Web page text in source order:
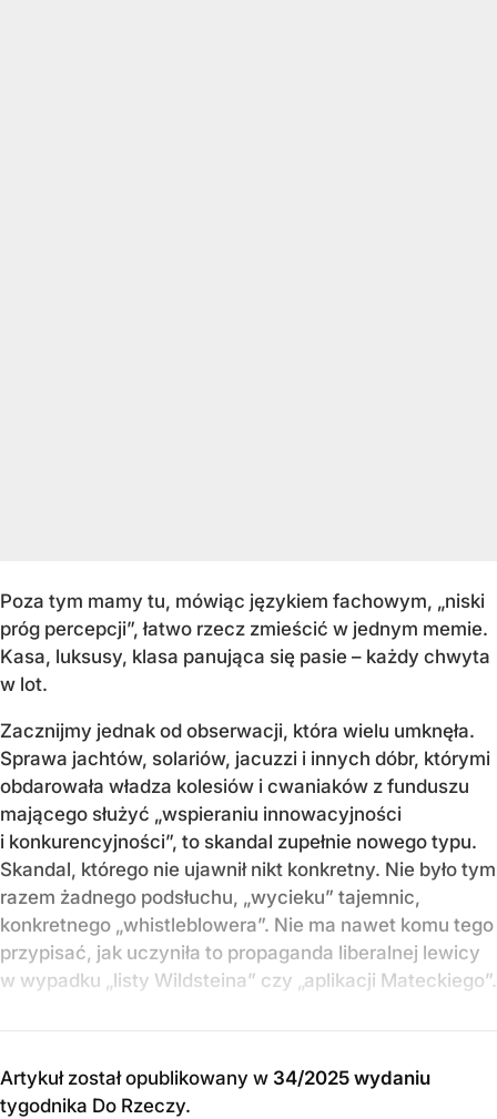
Poza tym mamy tu, mówiąc językiem fachowym, „niski
próg percepcji”, łatwo rzecz zmieścić w jednym memie.
Kasa, luksusy, klasa panująca się pasie – każdy chwyta
w lot.
Zacznijmy jednak od obserwacji, która wielu umknęła.
Sprawa jachtów, solariów, jacuzzi i innych dóbr, którymi
obdarowała władza kolesiów i cwaniaków z funduszu
mającego służyć „wspieraniu innowacyjności
i konkurencyjności”, to skandal zupełnie nowego typu.
Skandal, którego nie ujawnił nikt konkretny. Nie było tym
razem żadnego podsłuchu, „wycieku” tajemnic,
konkretnego „whistleblowera”. Nie ma nawet komu tego
przypisać, jak uczyniła to propaganda liberalnej lewicy
w wypadku „listy Wildsteina” czy „aplikacji Mateckiego”.
Artykuł został opublikowany w 34/2025 wydaniu
tygodnika Do Rzeczy.